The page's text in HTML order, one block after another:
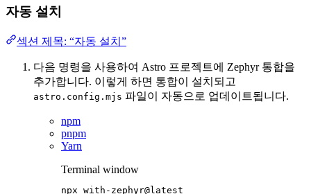
자동 설치
섹션 제목: “자동 설치”
다음 명령을 사용하여 Astro 프로젝트에 Zephyr 통합을
추가합니다. 이렇게 하면 통합이 설치되고
astro.config.mjs 파일이 자동으로 업데이트됩니다.
npm
pnpm
Yarn
Terminal window
npx with-zephyr@latest